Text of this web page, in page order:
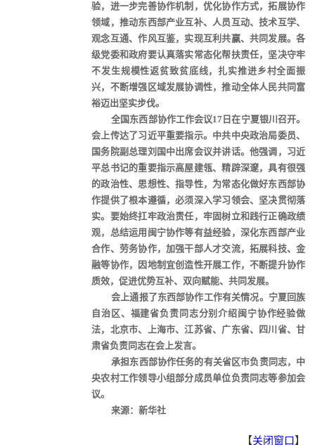
验，进一步完善协作机制，优化协作方式，拓展协作
领域，推动东西部产业互补、人员互动、技术互学、
观念互通、作风互鉴，实现互利共赢、共同发展。各
级党委和政府要认真落实常态化帮扶责任，坚决守牢
不发生规模性返贫致贫底线，扎实推进乡村全面振
兴，不断增强区域发展协调性，推动全体人民共同富
裕迈出坚实步伐。
全国东西部协作工作会议17日在宁夏银川召开。
会上传达了习近平重要指示。中共中央政治局委员、
国务院副总理刘国中出席会议并讲话。他强调，习近
平总书记的重要指示高屋建瓴、精辟深邃，具有很强
的政治性、思想性、指导性，为常态化做好东西部协
作提供了根本遵循，必须深入学习领会、坚决贯彻落
实。要始终扛牢政治责任，牢固树立和践行正确政绩
观，总结运用闽宁协作等有益经验，深化东西部产业
合作、劳务协作，加强干部人才交流，拓展科技、金
融等协作，因地制宜创造性开展工作，不断提升协作
质效，促进优势互补、双向赋能、共同发展。
会上通报了东西部协作工作有关情况。宁夏回族
自治区、福建省负责同志分别介绍闽宁协作经验做
法，北京市、上海市、江苏省、广东省、四川省、甘
肃省负责同志在会上发言。
承担东西部协作任务的有关省区市负责同志，中
央农村工作领导小组部分成员单位负责同志等参加会
议。
来源：新华社
【关闭窗口 】